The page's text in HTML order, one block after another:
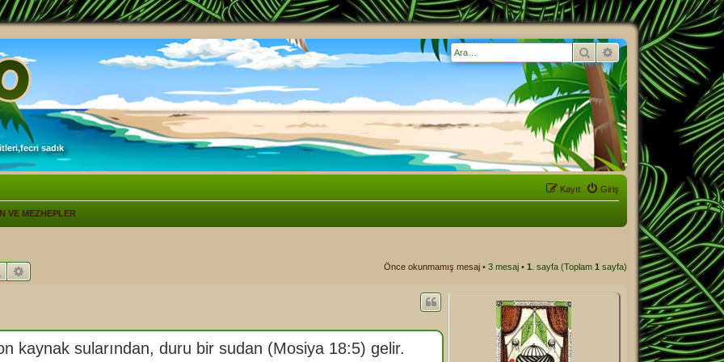
sadık
Ara Gelişmiş arama
Giriş
Kayıt
VE MEZHEPLER
Ara Önce okunmamış mesaj • 3 mesaj • 1 . sayfa (Toplam 1 sayfa)
kaynak sularından, duru bir sudan (Mosiya 18:5) gelir.